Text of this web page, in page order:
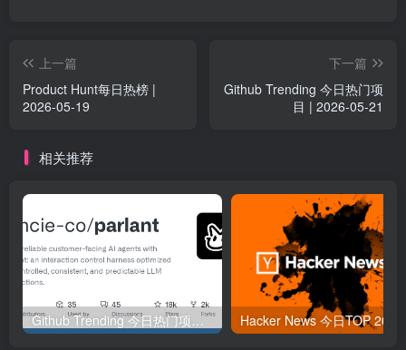
上一篇
Product Hunt每日热榜 |
2026-05-19
下一篇
Github Trending 今日热门项
目 | 2026-05-21
相关推荐
Github Trending 今日热门项目 | 2025-09-06